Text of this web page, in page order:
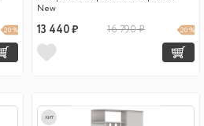
20 %
New
13 440 ₽ 16 790 ₽ 20 %
хит